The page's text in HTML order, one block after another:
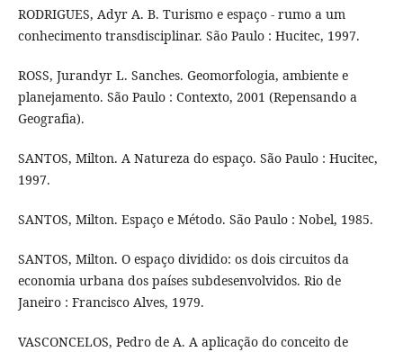
RODRIGUES, Adyr A. B. Turismo e espaço - rumo a um
conhecimento transdisciplinar. São Paulo : Hucitec, 1997.
ROSS, Jurandyr L. Sanches. Geomorfologia, ambiente e
planejamento. São Paulo : Contexto, 2001 (Repensando a
Geografia).
SANTOS, Milton. A Natureza do espaço. São Paulo : Hucitec,
1997.
SANTOS, Milton. Espaço e Método. São Paulo : Nobel, 1985.
SANTOS, Milton. O espaço dividido: os dois circuitos da
economia urbana dos países subdesenvolvidos. Rio de
Janeiro : Francisco Alves, 1979.
VASCONCELOS, Pedro de A. A aplicação do conceito de